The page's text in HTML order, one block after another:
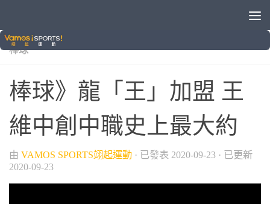
VAMOS自製節目
棒球
棒球》龍「王」加盟 王
維中創中職史上最大約
由 VAMOS SPORTS翊起運動 · 已發表 2020-09-23 · 已更新
2020-09-23